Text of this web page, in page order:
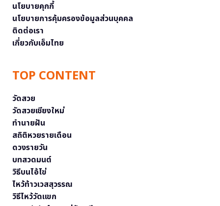
นโยบายคุกกี้
นโยบายการคุ้มครองข้อมูลส่วนบุคคล
ติดต่อเรา
เกี่ยวกับเอ็มไทย
TOP CONTENT
วัดสวย
วัดสวยเชียงใหม่
ทำนายฝัน
สถิติหวยรายเดือน
ดวงรายวัน
บทสวดมนต์
วิธีบนไอ้ไข่
ไหว้ท้าวเวสสุวรรณ
วิธีไหว้วัดแขก